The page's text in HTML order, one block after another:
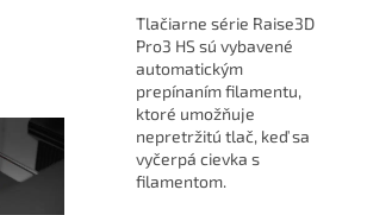
Tlačiarne série Raise3D
Pro3 HS sú vybavené
automatickým
prepínaním filamentu,
ktoré umožňuje
nepretržitú tlač, keď sa
vyčerpá cievka s
filamentom.